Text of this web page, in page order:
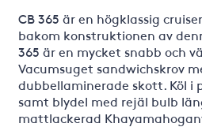
CB 365 är en högklassig
bakom konstruktionen av
365 är en mycket snabb och
Vacumsuget sandwichskrov
dubbellaminerade skott. Köl i
samt blydel med rejäl bulb
mattlackerad